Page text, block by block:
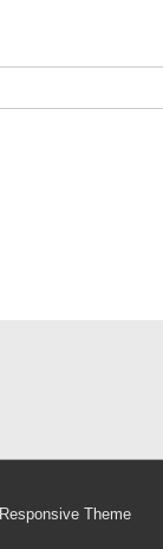
Responsive Theme